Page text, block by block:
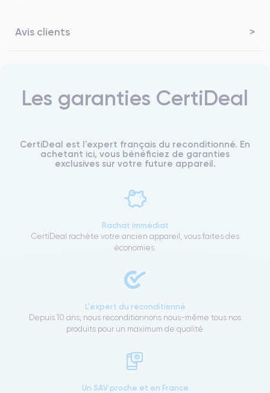
Avis clients
Les garanties CertiDeal
CertiDeal est l'expert français du reconditionné. En
achetant ici, vous bénéficiez de garanties
exclusives sur votre future appareil.
Rachat immédiat
CertiDeal rachète votre ancien appareil, vous faites des
économies.
L'expert du reconditionné
Depuis 10 ans, nous reconditionnons nous-même tous nos
produits pour un maximum de qualité.
Un SAV proche et en France